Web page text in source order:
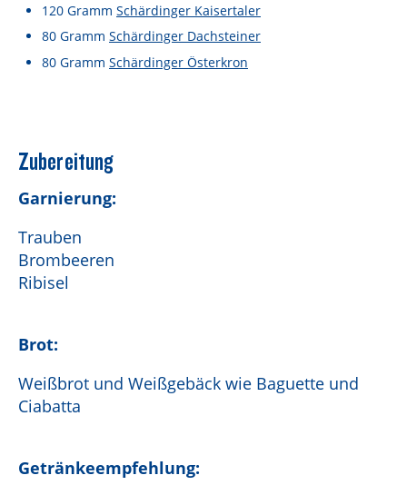
Verantwortungsvoller Milchgenuss
Fairer Kakao bei Schärdinger
120 Gramm Schärdinger Kaisertaler
80 Gramm Schärdinger Dachsteiner
80 Gramm Schärdinger Österkron
Zubereitung
Garnierung:
Trauben
Brombeeren
Ribisel
Brot:
Weißbrot und Weißgebäck wie Baguette und
Ciabatta
Getränkeempfehlung: